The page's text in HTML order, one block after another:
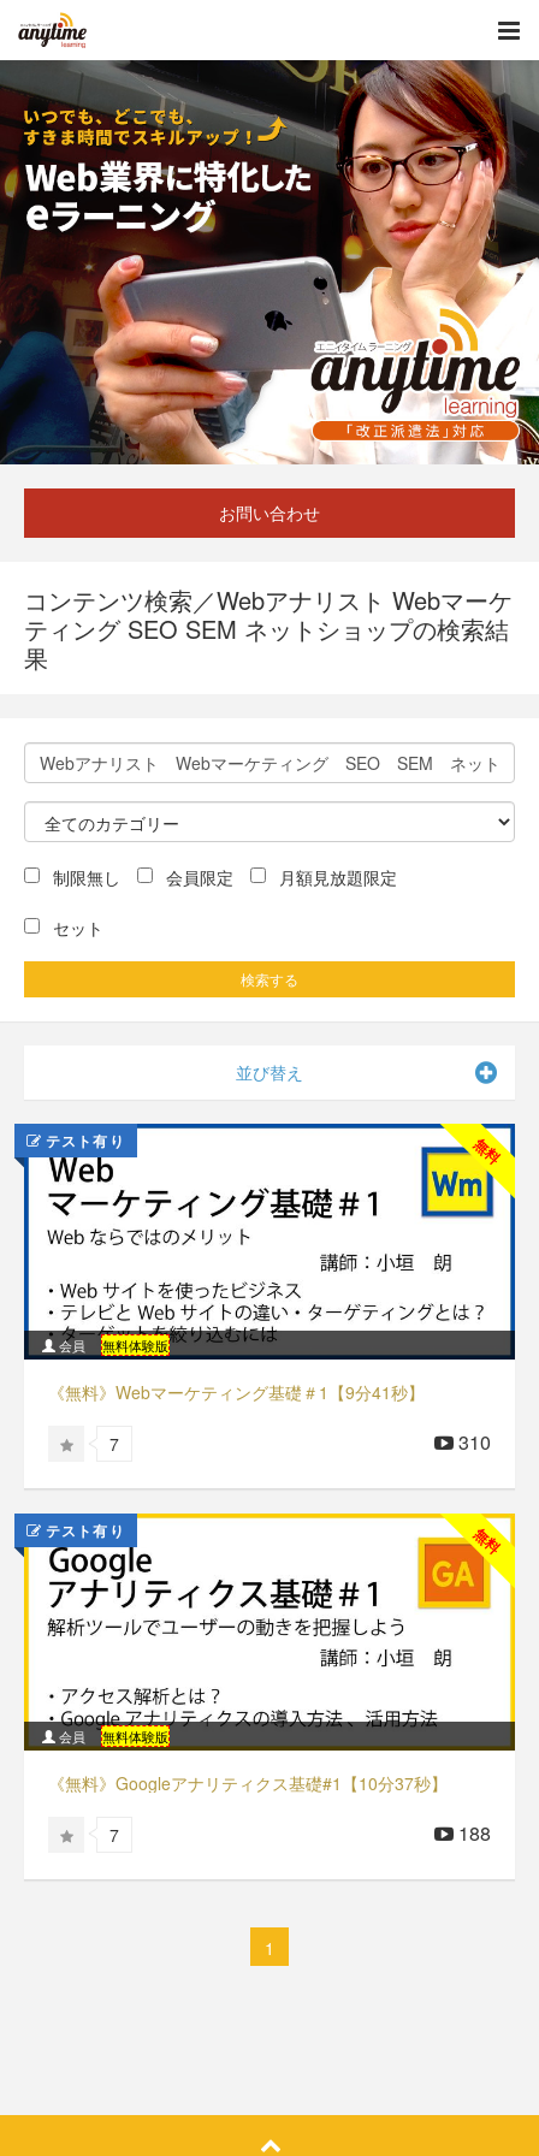
お問い合わせ
コンテンツ検索／Webアナリスト Webマーケ
ティング SEO SEM ネットショップの検索結
果
制限無し 会員限定 月額見放題限定
セット
検索する
並び替え
テスト有り 無料
会員 無料体験版
《無料》Webマーケティング基礎＃1【9分41秒】
7 310
テスト有り 無料
会員 無料体験版
《無料》Googleアナリティクス基礎#1【10分37秒】
7 188
1